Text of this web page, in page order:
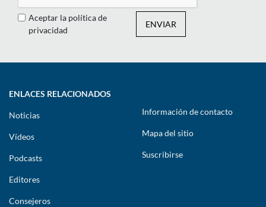
Aceptar la política de
privacidad
ENVIAR
ENLACES RELACIONADOS
Noticias
Vídeos
Podcasts
Editores
Consejeros
Información de contacto
Mapa del sitio
Suscribirse